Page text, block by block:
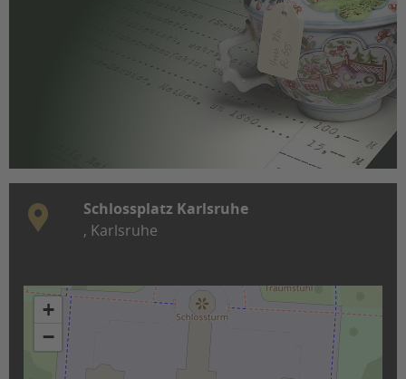
Schlossplatz Karlsruhe
, Karlsruhe
+
−